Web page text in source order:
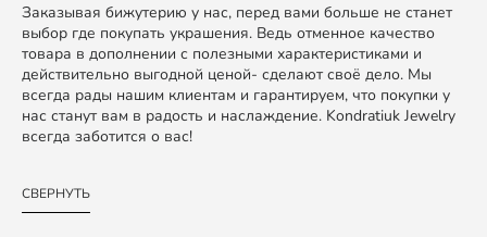
Заказывая бижутерию у нас, перед вами больше не станет
выбор где покупать украшения. Ведь отменное качество
товара в дополнении с полезными характеристиками и
действительно выгодной ценой- сделают своё дело. Мы
всегда рады нашим клиентам и гарантируем, что покупки у
нас станут вам в радость и наслаждение. Kondratiuk Jewelry
всегда заботится о вас!
СВЕРНУТЬ